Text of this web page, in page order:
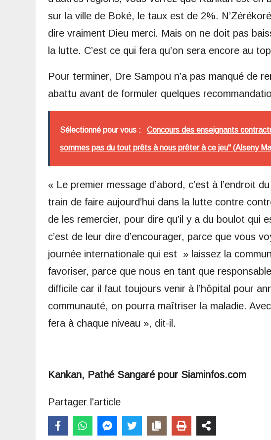
sur la ville de Boké, le taux est de 2%.
dire vraiment Dieu merci. Mais on ne doit pas
la lutte. C’est ce qui fera qu’on sera encore au
Pour terminer, Dre Sampou n’a pas manqué de
abattu avant de formuler quelques
Sélectionné pour vous : Concours des enseignants
sommes pas du tout prêts à nous prêter à ce jeu" (Alseny
« Le premier message d’abord, c’est à l’endroit
train de faire aujourd’hui dans la lutte contre
de les remercier, pour dire qu’il y a du boulot qui
c’est de leur dire d’encourager, parce que vous
journée internationale qui est » laissez la
favoriser, parce que nous en tant que
difficile car il faut toujours venir à l’hôpital pour
communauté, on pourra maîtriser la maladie.
fera à chaque niveau », dit-il.
Kankan, Pathé Sangaré pour Siaminfos.com
Partager l'article